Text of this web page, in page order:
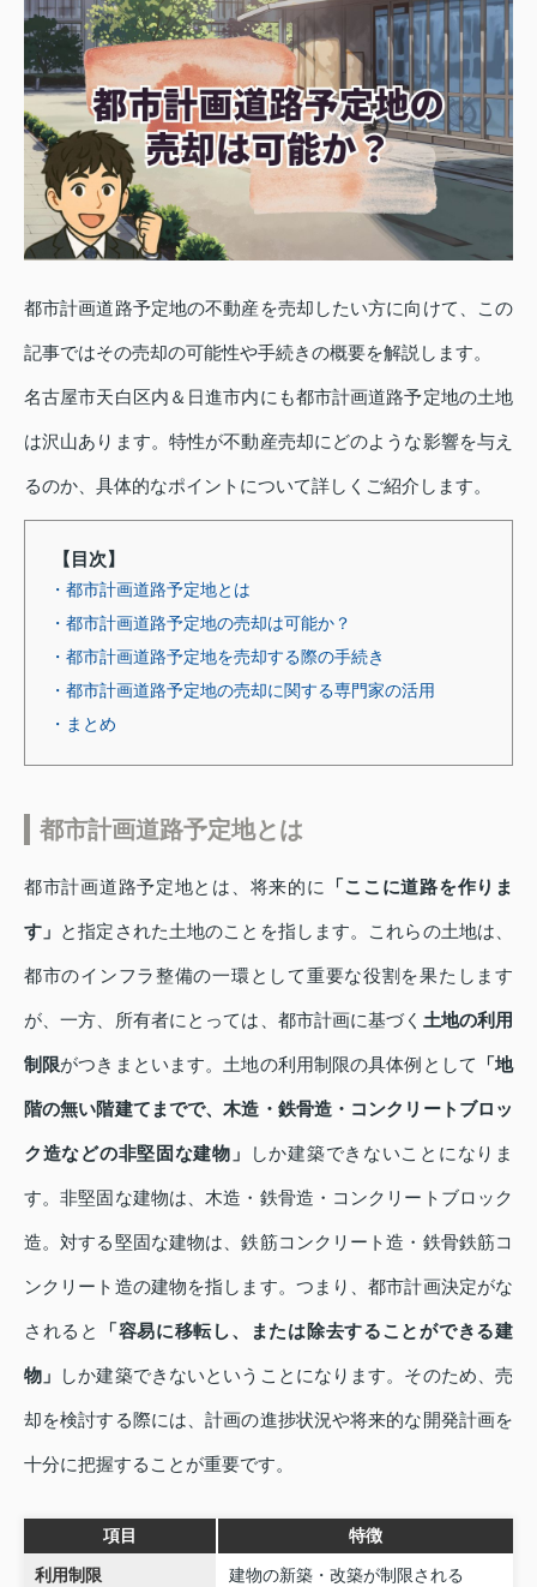
都市計画道路予定地の不動産を売却したい方に向けて、この
記事ではその売却の可能性や手続きの概要を解説します。
名古屋市天白区内＆日進市内にも都市計画道路予定地の土地
は沢山あります。特性が不動産売却にどのような影響を与え
るのか、具体的なポイントについて詳しくご紹介します。
【目次】
・都市計画道路予定地とは
・都市計画道路予定地の売却は可能か？
・都市計画道路予定地を売却する際の手続き
・都市計画道路予定地の売却に関する専門家の活用
・まとめ
都市計画道路予定地とは
都市計画道路予定地とは、将来的に 「ここに道路を作りま
す」 と指定された土地のことを指します。これらの土地は、
都市のインフラ整備の一環として重要な役割を果たします
が、一方、所有者にとっては、都市計画に基づく 土地の利用
制限がつきまといます。土地の利用制限の具体例として 「地
階の無い階建てまでで、木造・鉄骨造・コンクリートブロッ
ク造などの非堅固な建物」 しか建築できないことになりま
す。非堅固な建物は、木造・鉄骨造・コンクリートブロック
造。対する堅固な建物は、鉄筋コンクリート造・鉄骨鉄筋コ
ンクリート造の建物を指します。つまり、都市計画決定がな
されると 「容易に移転し、または除去することができる建
物」 しか建築できないということになります。そのため、売
却を検討する際には、計画の進捗状況や将来的な開発計画を
十分に把握することが重要です。
項目 特徴
利用制限 建物の新築・改築が制限される